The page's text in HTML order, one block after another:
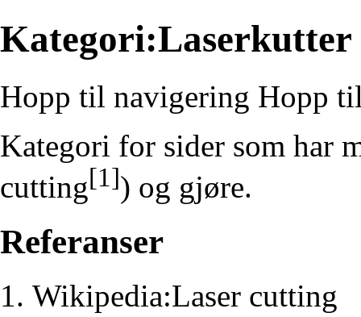
Kategori:Laserkutter
Hopp til navigering Hopp
Kategori for sider som har
cutting[1]) og gjøre.
Referanser
Wikipedia:Laser cutting